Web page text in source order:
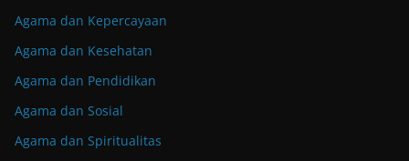
Agama dan Kepercayaan
Agama dan Kesehatan
Agama dan Pendidikan
Agama dan Sosial
Agama dan Spiritualitas